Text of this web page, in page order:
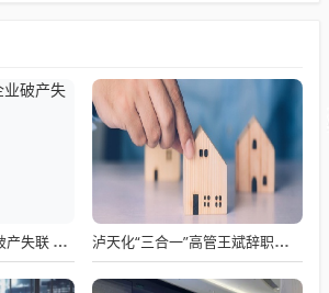
骨科集采两中选企业破产失联 官方罕见通报 泸天化“三合一”高管王斌辞职：高管变动叠加财务、业绩双重压力，公司进入阶段性调整期